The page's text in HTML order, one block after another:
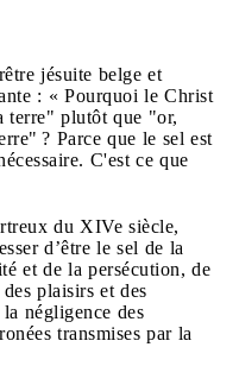
jésuite belge et
: « Pourquoi le Christ
terre" plutôt que "or,
? Parce que le sel est
C'est ce que
du XIVe siècle,
d’être le sel de la
et de la persécution, de
plaisirs et des
négligence des
transmises par la